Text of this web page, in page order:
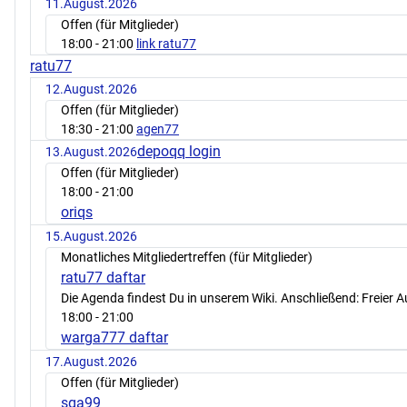
11.August.2026
Offen (für Mitglieder)
18:00 - 21:00 link ratu77
ratu77
12.August.2026
Offen (für Mitglieder)
18:30 - 21:00 agen77
13.August.2026depoqq login
Offen (für Mitglieder)
18:00 - 21:00
oriqs
15.August.2026
Monatliches Mitgliedertreffen (für Mitglieder)
ratu77 daftar
Die Agenda findest Du in unserem Wiki. Anschließend: Freier
18:00 - 21:00
warga777 daftar
17.August.2026
Offen (für Mitglieder)
sga99